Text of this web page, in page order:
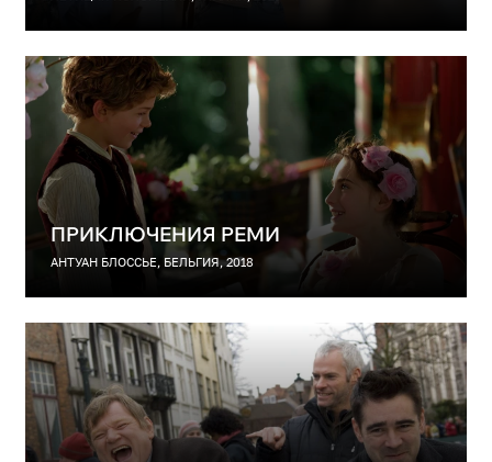
ПРИКЛЮЧЕНИЯ РЕМИ
АНТУАН БЛОССЬЕ, БЕЛЬГИЯ, 2018